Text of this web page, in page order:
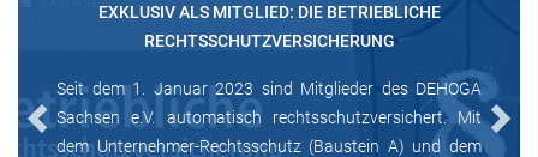
EXKLUSIV ALS MITGLIED: DIE BETRIEBLICHE
RECHTSSCHUTZVERSICHERUNG
Seit dem 1. Januar 2023 sind Mitglieder des DEHOGA
Sachsen e.V. automatisch rechtsschutzversichert. Mit
dem Unternehmer-Rechtsschutz (Baustein A) und dem
Previous Next